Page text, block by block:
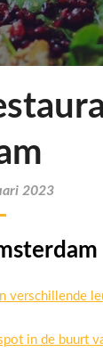
2023
verschillende
in de buurt